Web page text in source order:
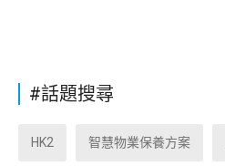
#話題搜尋
HK2 智慧物業保養方案